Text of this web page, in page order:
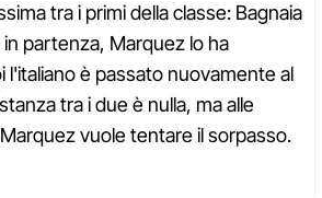
tra i primi della classe: Bagnaia
partenza, Marquez lo ha
l'italiano è passato nuovamente al
tra i due è nulla, ma alle
vuole tentare il sorpasso.